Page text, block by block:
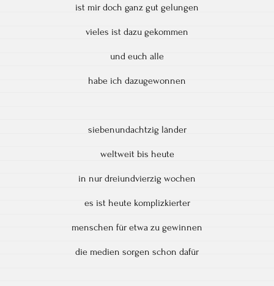
ist mir doch ganz gut gelungen
vieles ist dazu gekommen
und euch alle
habe ich dazugewonnen
siebenundachtzig länder
weltweit bis heute
in nur dreiundvierzig wochen
es ist heute komplizkierter
menschen für etwa zu gewinnen
die medien sorgen schon dafür